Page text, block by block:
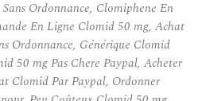
Ordonnance, Clomiphene En
En Ligne Clomid 50 mg, Achat
Ordonnance, Générique Clomid
50 mg Pas Chere Paypal, Acheter
Clomid Par Paypal, Ordonner